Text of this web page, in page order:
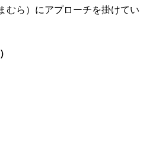
むら）にアプローチを掛けてい